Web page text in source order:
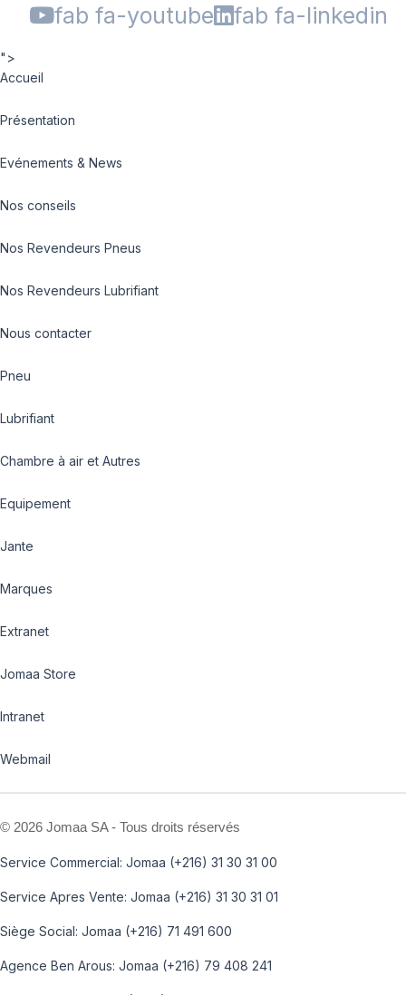
fab fa-youtube
fab fa-linkedin
">
Accueil
Présentation
Evénements & News
Nos conseils
Nos Revendeurs Pneus
Nos Revendeurs Lubrifiant
Nous contacter
Pneu
Lubrifiant
Chambre à air et Autres
Equipement
Jante
Marques
Extranet
Jomaa Store
Intranet
Webmail
© 2026 Jomaa SA - Tous droits réservés
Service Commercial: Jomaa (+216) 31 30 31 00
Service Apres Vente: Jomaa (+216) 31 30 31 01
Siège Social: Jomaa (+216) 71 491 600
Agence Ben Arous: Jomaa (+216) 79 408 241